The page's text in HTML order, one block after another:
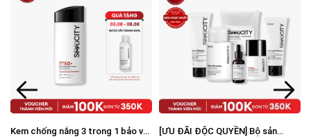
Kem chống nắng 3 trong 1 bảo vệ
[ƯU ĐÃI ĐỘC QUYỀN] Bộ sản